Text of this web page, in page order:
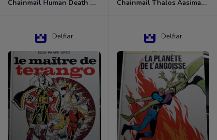
Chainmail Human Death Cleric Chainmail Thalos Aasimar Cleric
Delfiar Delfiar